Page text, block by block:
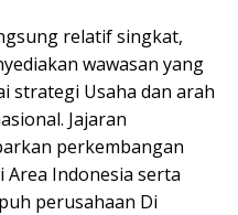
relatif singkat,
wawasan yang
strategi Usaha dan arah
Jajaran
perkembangan
Area Indonesia serta
perusahaan Di